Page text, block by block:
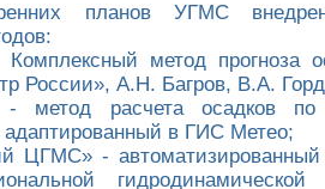
планов УГМС
метод прогноза
России», А.Н. Багров, В.А.
- метод расчета осадков по
в ГИС Метео;
ЦГМС» - автоматизированный